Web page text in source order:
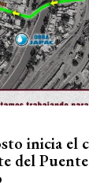
inicia el
del